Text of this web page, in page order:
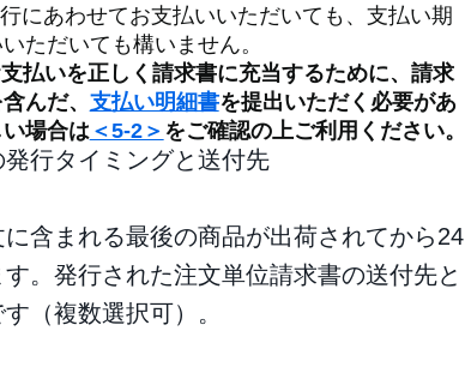
にあわせてお支払いいただいても、支払い期
ただいても構いません。
払いを正しく請求書に充当するために、請求
んだ、 支払い明細書を提出いただく必要があ
場合は＜5-2＞ をご確認の上ご利用ください。
行タイミングと送付先
含まれる最後の商品が出荷されてから24
。発行された注文単位請求書の送付先と
（複数選択可）。